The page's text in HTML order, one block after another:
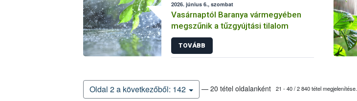
2026. június 6., szombat
Vasárnaptól Baranya vármegyében
megszűnik a tűzgyújtási tilalom
TOVÁBB
Oldal 2 a következőből: 142 — 20 tétel oldalanként 21 - 40 / 2 840 tétel megjelenítése.